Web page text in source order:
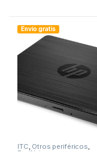
Envío gratis
ITC, Otros periféricos,